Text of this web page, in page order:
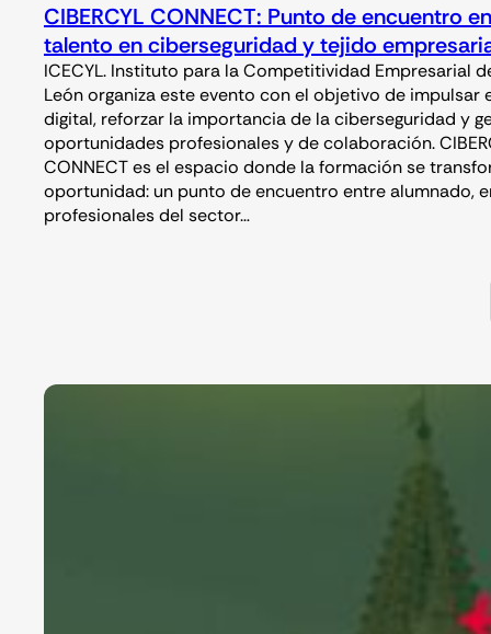
CIBERCYL CONNECT: Punto de encuentro
talento en ciberseguridad y tejido
ICECYL. Instituto para la Competitividad Empresarial
León organiza este evento con el objetivo de impulsar
digital, reforzar la importancia de la ciberseguridad y
oportunidades profesionales y de colaboración.
CONNECT es el espacio donde la formación se
oportunidad: un punto de encuentro entre alumnado,
profesionales del sector…